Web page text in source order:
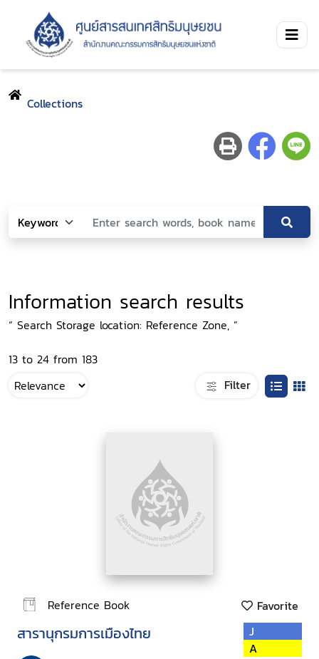
Collections
Information search results
“ Search Storage location: Reference Zone, ”
13 to 24 from 183
Filter
Reference Book Favorite
สารานุกรมการเมืองไทย
J
A